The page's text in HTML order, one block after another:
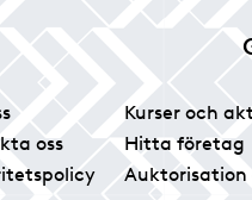
oss
Kurser och
Hitta företag